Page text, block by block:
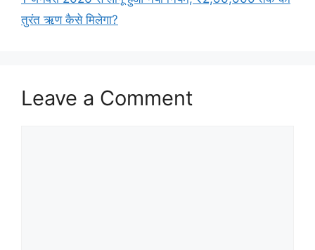
A
तुरंत ऋण कैसे मिलेगा?
Leave a Comment